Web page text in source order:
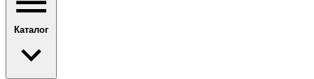
Каталог